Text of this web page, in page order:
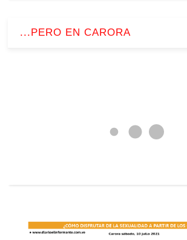
...PERO EN CARORA